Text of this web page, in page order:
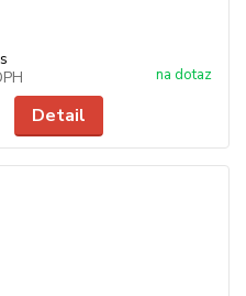
na dotaz
Detail